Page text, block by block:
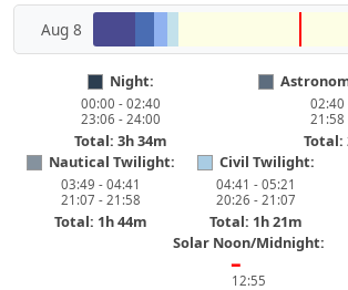
Aug 8
Night:
00:00 - 02:40
23:06 - 24:00
Total: 3h 34m
02:40
21:58
Total:
Nautical Twilight:
03:49 - 04:41
21:07 - 21:58
Total: 1h 44m
Civil Twilight:
04:41 - 05:21
20:26 - 21:07
Total: 1h 21m
Solar Noon/Midnight:
━
12:55